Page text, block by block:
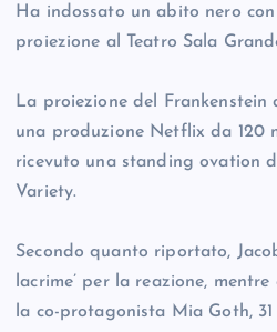
Ha indossato un abito nero
proiezione al Teatro Sala
La proiezione del Frankenstein
una produzione Netflix da 120
ricevuto una standing ovation
Variety.
Secondo quanto riportato,
lacrime’ per la reazione,
la co-protagonista Mia Goth,